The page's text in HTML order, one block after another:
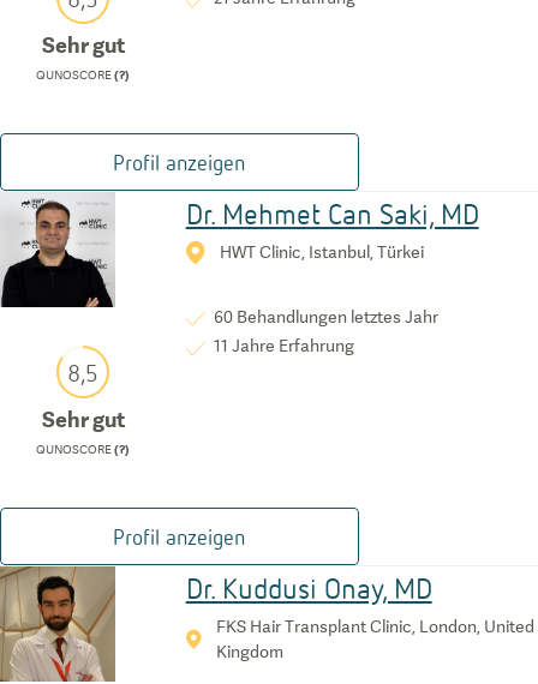
Sehr gut
QUNOSCORE(?)
Profil anzeigen
8,5
Sehr gut
QUNOSCORE(?)
Dr. Mehmet Can Saki, MD
HWT Clinic, Istanbul, Türkei
60 Behandlungen letztes Jahr
11 Jahre Erfahrung
Profil anzeigen
Dr. Kuddusi Onay, MD
FKS Hair Transplant Clinic, London, United
Kingdom